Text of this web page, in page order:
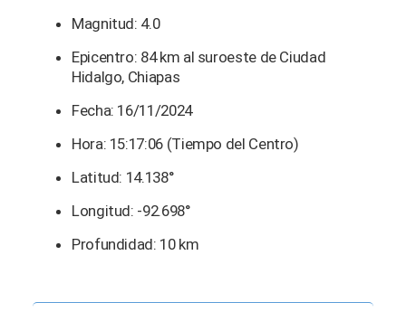
Magnitud: 4.0
Epicentro: 84 km al suroeste de Ciudad
Hidalgo, Chiapas
Fecha: 16/11/2024
Hora: 15:17:06 (Tiempo del Centro)
Latitud: 14.138°
Longitud: -92.698°
Profundidad: 10 km